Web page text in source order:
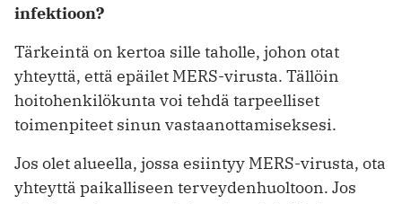
infektioon?
Tärkeintä on kertoa sille taholle, johon otat
yhteyttä, että epäilet MERS-virusta. Tällöin
hoitohenkilökunta voi tehdä tarpeelliset
toimenpiteet sinun vastaanottamiseksesi.
Jos olet alueella, jossa esiintyy MERS-virusta, ota
yhteyttä paikalliseen terveydenhuoltoon. Jos